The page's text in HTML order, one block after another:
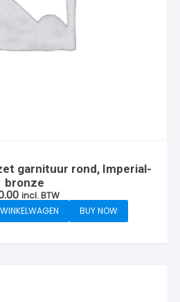
garnituur rond, Imperial-
bronze
incl. BTW
BUY NOW